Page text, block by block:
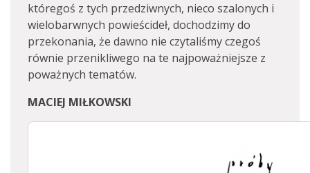
któregoś z tych przedziwnych, nieco szalonych i
wielobarwnych powieścideł, dochodzimy do
przekonania, że dawno nie czytaliśmy czegoś
równie przenikliwego na te najpoważniejsze z
poważnych tematów.
MACIEJ MIŁKOWSKI